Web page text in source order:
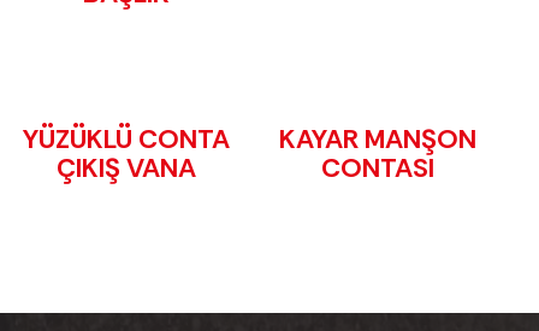
YÜZÜKLÜ CONTA
ÇIKIŞ VANA
KAYAR MANŞON
CONTASI